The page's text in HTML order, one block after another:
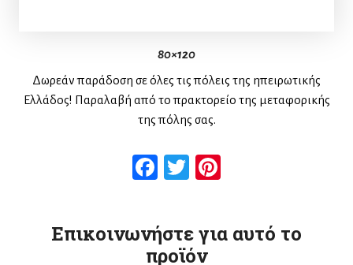
80×120
Δωρεάν παράδοση σε όλες τις πόλεις της ηπειρωτικής
Ελλάδος! Παραλαβή από το πρακτορείο της μεταφορικής
της πόλης σας.
Facebook
Twitter
Επικοινωνήστε για αυτό το
προϊόν